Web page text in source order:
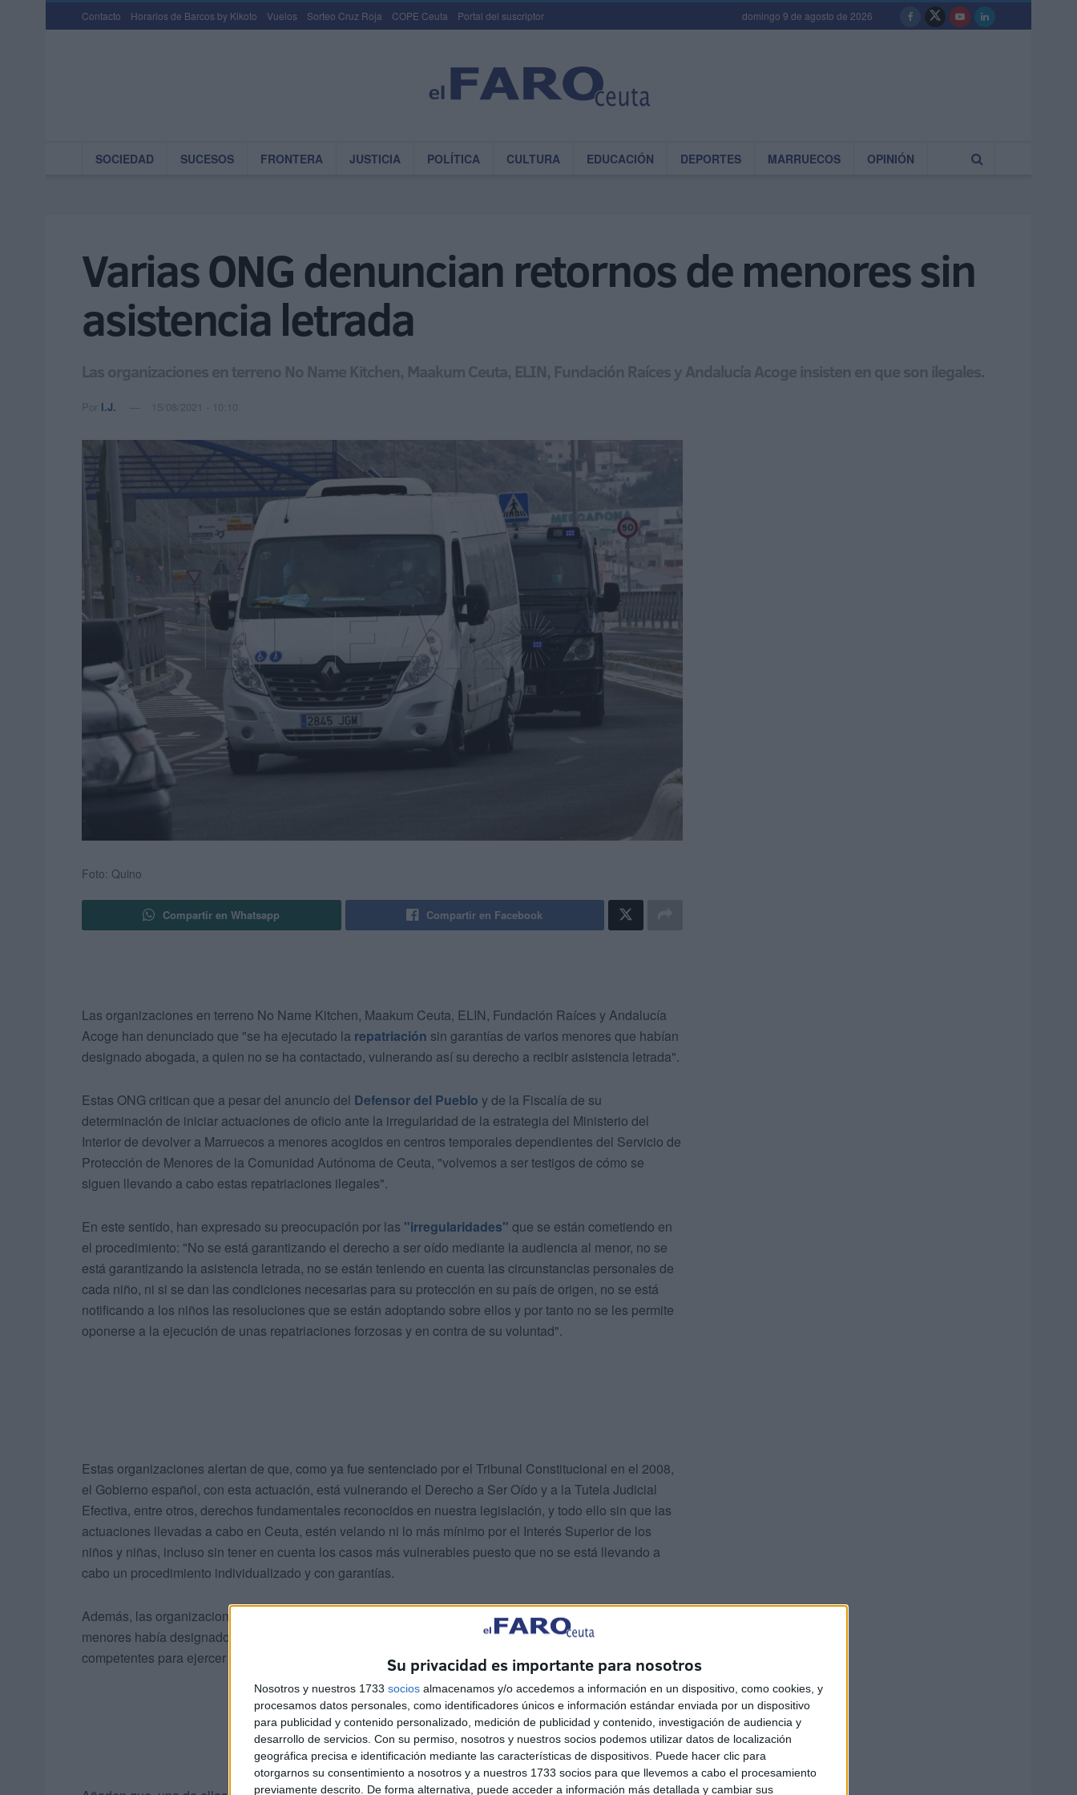
Su privacidad es importante para nosotros
Nosotros y nuestros 1733 socios almacenamos y/o accedemos a información en un dispositivo, como cookies, y
procesamos datos personales, como identificadores únicos e información estándar enviada por un dispositivo
para publicidad y contenido personalizado, medición de publicidad y contenido, investigación de audiencia y
desarrollo de servicios. Con su permiso, nosotros y nuestros socios podemos utilizar datos de localización
geográfica precisa e identificación mediante las características de dispositivos. Puede hacer clic para
otorgarnos su consentimiento a nosotros y a nuestros 1733 socios para que llevemos a cabo el procesamiento
previamente descrito. De forma alternativa, puede acceder a información más detallada y cambiar sus
Contacto Horarios de Barcos by Kikoto Vuelos Sorteo Cruz Roja COPE Ceuta Portal del suscriptor domingo 9 de agosto de 2026
SOCIEDAD SUCESOS FRONTERA JUSTICIA POLÍTICA CULTURA EDUCACIÓN DEPORTES MARRUECOS OPINIÓN
Varias ONG denuncian retornos de menores sin
asistencia letrada
Las organizaciones en terreno No Name Kitchen, Maakum Ceuta, ELIN, Fundación Raíces y Andalucía Acoge insisten en que son ilegales.
Por I.J. 15/08/2021 - 10:10
Foto: Quino
Compartir en Whatsapp Compartir en Facebook
Las organizaciones en terreno No Name Kitchen, Maakum Ceuta, ELIN, Fundación Raíces y Andalucía
Acoge han denunciado que "se ha ejecutado la repatriación sin garantías de varios menores que habían
designado abogada, a quien no se ha contactado, vulnerando así su derecho a recibir asistencia letrada".
Estas ONG critican que a pesar del anuncio del Defensor del Pueblo y de la Fiscalía de su
determinación de iniciar actuaciones de oficio ante la irregularidad de la estrategia del Ministerio del
Interior de devolver a Marruecos a menores acogidos en centros temporales dependientes del Servicio de
Protección de Menores de la Comunidad Autónoma de Ceuta, "volvemos a ser testigos de cómo se
siguen llevando a cabo estas repatriaciones ilegales".
En este sentido, han expresado su preocupación por las "irregularidades" que se están cometiendo en
el procedimiento: "No se está garantizando el derecho a ser oído mediante la audiencia al menor, no se
está garantizando la asistencia letrada, no se están teniendo en cuenta las circunstancias personales de
cada niño, ni si se dan las condiciones necesarias para su protección en su país de origen, no se está
notificando a los niños las resoluciones que se están adoptando sobre ellos y por tanto no se les permite
oponerse a la ejecución de unas repatriaciones forzosas y en contra de su voluntad".
Estas organizaciones alertan de que, como ya fue sentenciado por el Tribunal Constitucional en el 2008,
el Gobierno español, con esta actuación, está vulnerando el Derecho a Ser Oído y a la Tutela Judicial
Efectiva, entre otros, derechos fundamentales reconocidos en nuestra legislación, y todo ello sin que las
actuaciones llevadas a cabo en Ceuta, estén velando ni lo más mínimo por el Interés Superior de los
niños y niñas, incluso sin tener en cuenta los casos más vulnerables puesto que no se está llevando a
cabo un procedimiento individualizado y con garantías.
Además, las organizaciones denunciantes aseguran saber que a pesar de que un grupo de cinco
menores había designado abogadas las mismas no han sido contactadas por las autoridades
competentes para ejercer su asistencia letrada.